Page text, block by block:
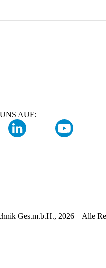
AUF:
Ges.m.b.H., 2026 – Alle